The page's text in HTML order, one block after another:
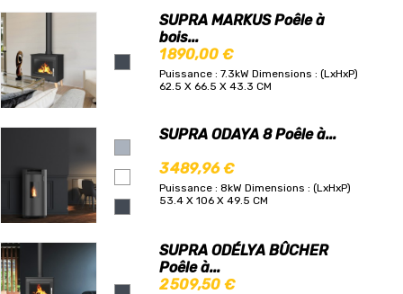
SUPRA MARKUS Poêle à
bois...
1 890,00 €
Puissance : 7.3kW Dimensions : (LxHxP)
62.5 X 66.5 X 43.3 CM
SUPRA ODAYA 8 Poêle à...
3 489,96 €
Puissance : 8kW Dimensions : (LxHxP)
53.4 X 106 X 49.5 CM
SUPRA ODÉLYA BÛCHER
Poêle à...
2 509,50 €